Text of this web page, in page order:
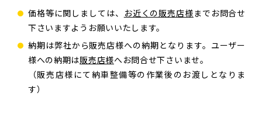
価格等に関しましては、
お近くの販売店様までお問合せ
下さいますようお願いいたします。
納期は弊社から販売店様への納期となります。ユーザー
様への納期は販売店様へお問合せ下さいませ。
（販売店様にて納車整備等の作業後のお渡しとなりま
す）